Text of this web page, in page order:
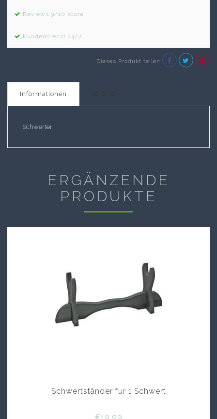
Reviews 9/10 score
Kundendienst 24/7
Dieses Produkt teilen
Informationen
Schwerter
ERGÄNZENDE
PRODUKTE
Schwertständer fur 1 Schwert
€19,99